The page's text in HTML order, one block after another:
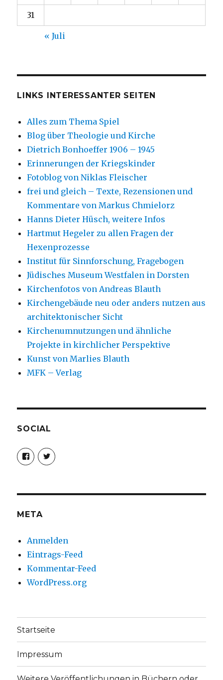
31
« Juli
LINKS INTERESSANTER SEITEN
Alles zum Thema Spiel
Blog über Theologie und Kirche
Dietrich Bonhoeffer 1906 – 1945
Erinnerungen der Kriegskinder
Fotoblog von Niklas Fleischer
frei und gleich – Texte, Rezensionen und
Kommentare von Markus Chmielorz
Hanns Dieter Hüsch, weitere Infos
Hartmut Hegeler zu allen Fragen der
Hexenprozesse
Institut für Sinnforschung, Fragebogen
Jüdisches Museum Westfalen in Dorsten
Kirchenfotos von Andreas Blauth
Kirchengebäude neu oder anders nutzen aus
architektonischer Sicht
Kirchenumnutzungen und ähnliche
Projekte in kirchlicher Perspektive
Kunst von Marlies Blauth
MFK – Verlag
SOCIAL
Profil
von
christoph.fleischer1
anzeigen
Profil
von
anzeigen
META
Anmelden
Eintrags-Feed
Kommentar-Feed
WordPress.org
Startseite
Impressum